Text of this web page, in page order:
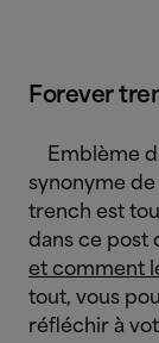
Forever
Emblème
synonyme
trench est
dans ce post
et comment
tout, vous
réfléchir à